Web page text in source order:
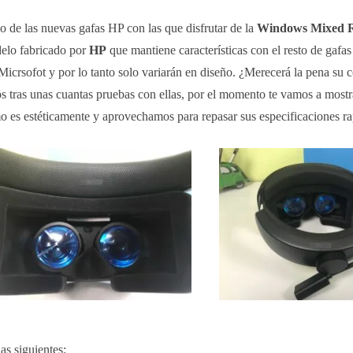
las nuevas gafas HP con las que disfrutar de la Windows Mixed
fabricado porHP que mantiene características con el resto de
y por lo tanto solo variarán en diseño. ¿Merecerá la pena su
unas cuantas pruebas con ellas, por el momento te vamos a
es estéticamente y aprovechamos para repasar sus especificaciones
siguientes: